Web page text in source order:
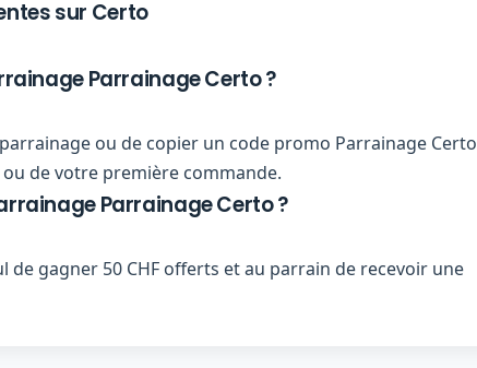
sur Certo
Parrainage Certo ?
ou de copier un code promo Parrainage Certo
de votre première commande.
Parrainage Certo ?
gagner 50 CHF offerts et au parrain de recevoir une